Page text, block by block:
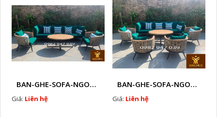
BAN-GHE-SOFA-NGOAI-TROI-GIA-MAY-KN11
Giá: Liên hệ
BAN-GHE-SOFA-NGOAI-TROI-GIA-MAY-KN10
Giá: Liên hệ